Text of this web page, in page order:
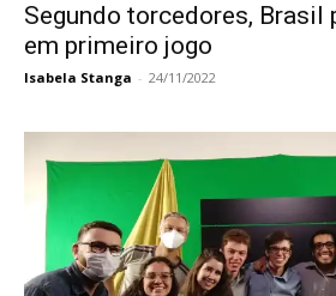
Segundo torcedores, Brasil
em primeiro jogo
Isabela Stanga - 24/11/2022